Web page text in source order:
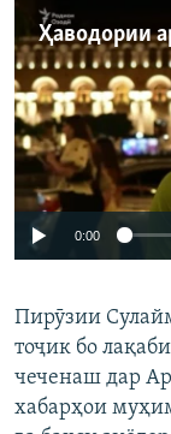
Auto
0:00
Пирӯзии
тоҷик бо
чеченаш дар
хабарҳои